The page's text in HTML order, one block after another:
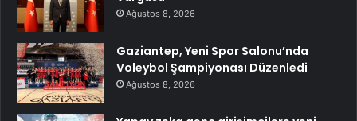
Ağustos 8, 2026
Gaziantep, Yeni Spor Salonu’nda
Voleybol Şampiyonası Düzenledi
Ağustos 8, 2026